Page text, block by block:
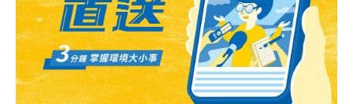
水。我查了一下詳細資料之後更吃驚了，這個鄂北調水的
水源居然也是丹江口。資料介紹，這個工程創造了中國水
利工程史上從構想到立項（*計畫審核通過）歷時最短的記
錄，僅僅兩年。該工程從丹江口